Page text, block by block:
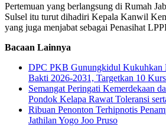
Pertemuan yang berlangsung di Rumah
Sulsel itu turut dihadiri Kepala Kanwil
yang juga menjabat sebagai Penasihat
Bacaan Lainnya
DPC PKB Gunungkidul Kukuhkan
Bakti 2026-2031, Targetkan 10
Semangat Peringati Kemerdekaan
Pondok Kelapa Rawat Toleransi
Ribuan Penonton Terhipnotis
Jathilan Yogo Joo Pruso